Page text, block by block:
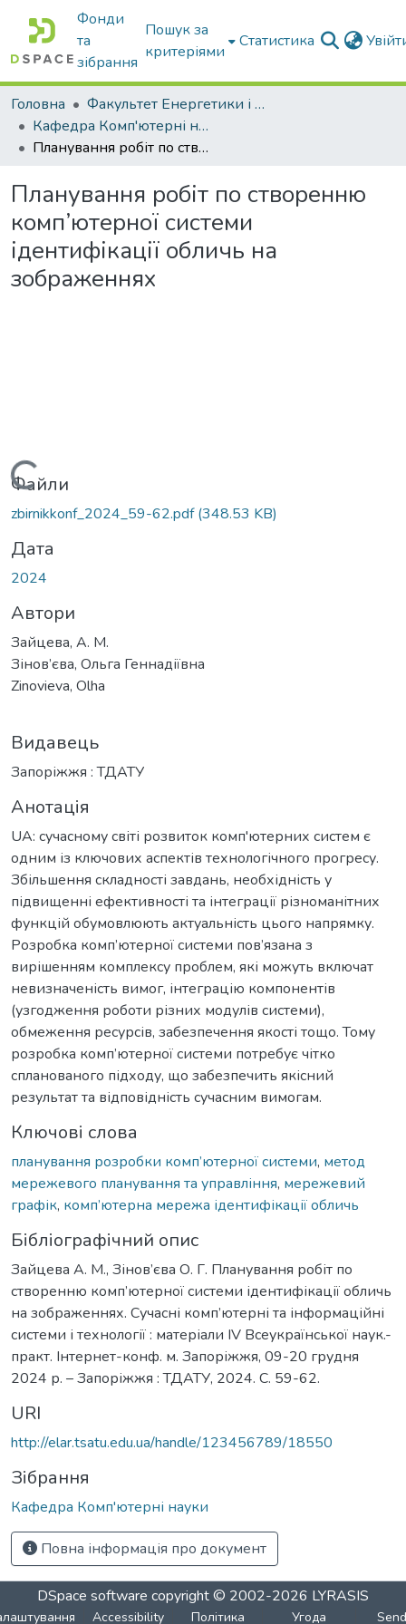
Фонди
та
зібрання
Пошук за
критеріями
Статистика
Головна
Факультет Енергетики і комп'ютерних технологій
Кафедра Комп'ютерні науки
Планування робіт по створенню комп’ютерної системи ідентифікації обличь на зображеннях
Планування робіт по створенню
комп’ютерної системи
ідентифікації обличь на
зображеннях
Вантажиться...
Файли
zbirnikkonf_2024_59-62.pdf(348.53 KB)
Дата
2024
Автори
Зайцева, А. М.
Зінов’єва, Ольга Геннадіївна
Zinovieva, Olha
Видавець
Запоріжжя : ТДАТУ
Анотація
UA: сучасному світі розвиток комп'ютерних систем є
одним із ключових аспектів технологічного прогресу.
Збільшення складності завдань, необхідність у
підвищенні ефективності та інтеграції різноманітних
функцій обумовлюють актуальність цього напрямку.
Розробка комп’ютерної системи пов’язана з
вирішенням комплексу проблем, які можуть включат
невизначеність вимог, інтеграцію компонентів
(узгодження роботи різних модулів системи),
обмеження ресурсів, забезпечення якості тощо. Тому
розробка комп’ютерної системи потребує чітко
спланованого підходу, що забезпечить якісний
результат та відповідність сучасним вимогам.
Ключові слова
планування розробки комп’ютерної системи, метод
мережевого планування та управління, мережевий
графік, комп’ютерна мережа ідентифікації обличь
Бібліографічний опис
Зайцева А. М., Зінов’єва О. Г. Планування робіт по
створенню комп’ютерної системи ідентифікації обличь
на зображеннях. Сучасні комп’ютерні та інформаційні
системи і технології : матеріали ІV Всеукраїнської наук.-
практ. Інтернет-конф. м. Запоріжжя, 09-20 грудня
2024 р. – Запоріжжя : ТДАТУ, 2024. С. 59-62.
URI
http://elar.tsatu.edu.ua/handle/123456789/18550
Зібрання
Кафедра Комп'ютерні науки
Повна інформація про документ
DSpace software copyright © 2002-2026 LYRASIS
Accessibility Політика Угода Send